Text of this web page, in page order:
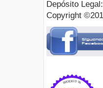
Depósito
Copyright